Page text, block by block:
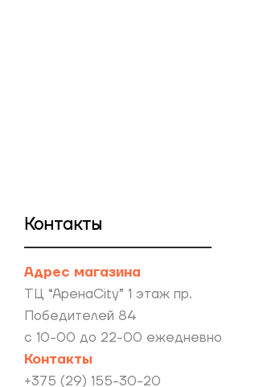
Контакты
Адрес магазина
ТЦ “АренаCity” 1 этаж пр.
Победителей 84
с 10-00 до 22-00 ежедневно
Контакты
+375 (29) 155-30-20